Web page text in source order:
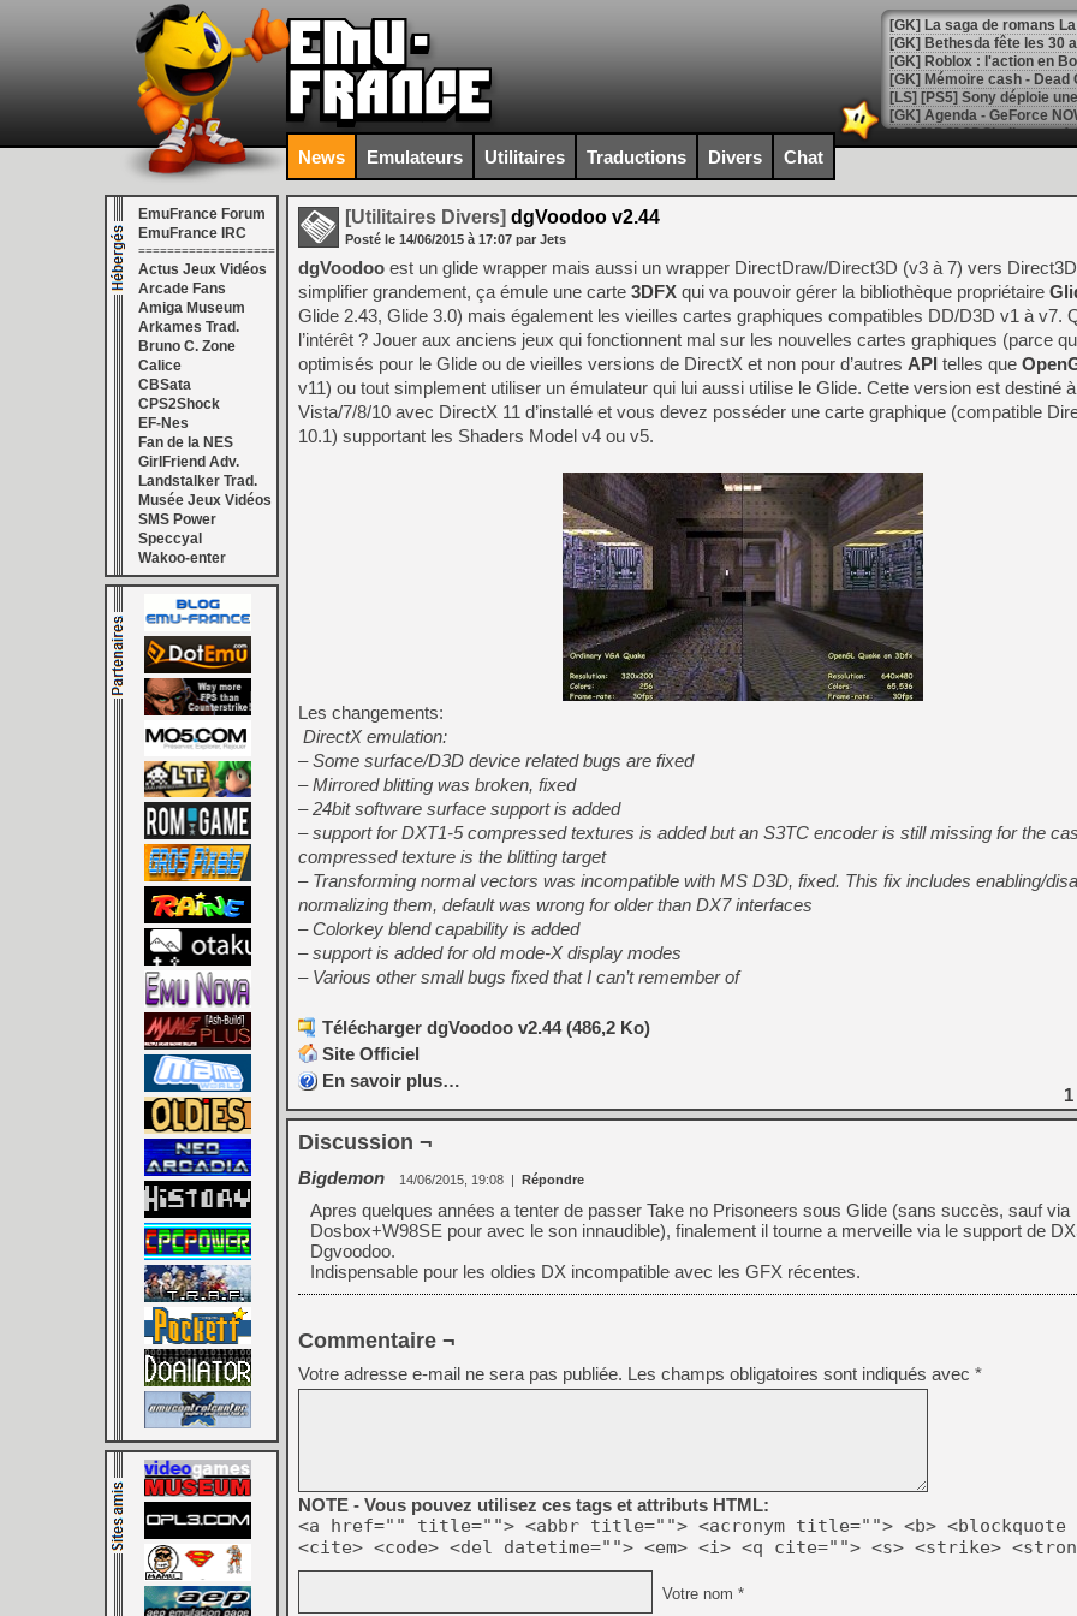
[GK] Bethesda fête les 30
[GK] Roblox : l'action en
[GK] Agenda - GeForce
[GK] Devolver Digital en a
[LS] [PS5] ps5-y2jb-
[GK] Pourquoi Marvel
[GK] Test : Restory : Chill
[GK] GTA 6 : Rockstar
[GK] Hot Wheels Infinite
[GK] Mémoire cash -
[GK] Résultats Nintendo :
[GK] Déjà des
[GK] Minecraft et ses «
[GK] Beast of
[GK] Ubisoft : fin de partie
[GK] Mémoire cash -
[GK] Dan Houser (GTA)
[GK] Comment EA Sports
[GK] Crimson Moon : un
[GK] Isle of Reveries : le
[GK] Moonlighter 2 : The
[GK] Capcom relance
[GK] Le beat'em up The
[GK] Endless Legend 2 :
[LS] [PS5] Le WebKit
[GK] Oubliez Crazy Taxi,
[LS] [Switch] NSZ 5.0.0
News Emulateurs Utilitaires Traductions Divers Chat
EmuFrance Forum
EmuFrance IRC
===================
Actus Jeux Vidéos
Arcade Fans
Amiga Museum
Arkames Trad.
Bruno C. Zone
Calice
CBSata
CPS2Shock
EF-Nes
Fan de la NES
GirlFriend Adv.
Landstalker Trad.
Musée Jeux Vidéos
SMS Power
Speccyal
Wakoo-enter
[Utilitaires Divers] dgVoodoo v2.44
Posté le 14/06/2015 à 17:07 par Jets
dgVoodoo est un glide wrapper mais aussi un wrapper DirectDraw/Direct3D (v3 à 7) vers
simplifier grandement, ça émule une carte 3DFX qui va pouvoir gérer la bibliothèque propriétaire
Glide 2.43, Glide 3.0) mais également les vieilles cartes graphiques compatibles DD/D3D v1 à v7.
l’intérêt ? Jouer aux anciens jeux qui fonctionnent mal sur les nouvelles cartes graphiques (parce
optimisés pour le Glide ou de vieilles versions de DirectX et non pour d’autres API telles que
v11) ou tout simplement utiliser un émulateur qui lui aussi utilise le Glide. Cette version est destiné
Vista/7/8/10 avec DirectX 11 d’installé et vous devez posséder une carte graphique (compatible
10.1) supportant les Shaders Model v4 ou v5.
Les changements:
DirectX emulation:
– Some surface/D3D device related bugs are fixed
– Mirrored blitting was broken, fixed
– 24bit software surface support is added
– support for DXT1-5 compressed textures is added but an S3TC encoder is still missing for the
compressed texture is the blitting target
– Transforming normal vectors was incompatible with MS D3D, fixed. This fix includes enabling/
normalizing them, default was wrong for older than DX7 interfaces
– Colorkey blend capability is added
– support is added for old mode-X display modes
– Various other small bugs fixed that I can’t remember of
Télécharger dgVoodoo v2.44 (486,2 Ko)
Site Officiel
En savoir plus…
1
Discussion ¬
Bigdemon 14/06/2015, 19:08 | Répondre
Apres quelques années a tenter de passer Take no Prisoneers sous Glide (sans succès, sauf via
Dosbox+W98SE pour avec le son innaudible), finalement il tourne a merveille via le support de
Dgvoodoo.
Indispensable pour les oldies DX incompatible avec les GFX récentes.
Commentaire ¬
Votre adresse e-mail ne sera pas publiée. Les champs obligatoires sont indiqués avec *
NOTE - Vous pouvez utilisez ces tags et attributs HTML:
<a href="" title=""> <abbr title=""> <acronym title=""> <b> <blockquote
<cite> <code> <del datetime=""> <em> <i> <q cite=""> <s> <strike>
Votre nom *